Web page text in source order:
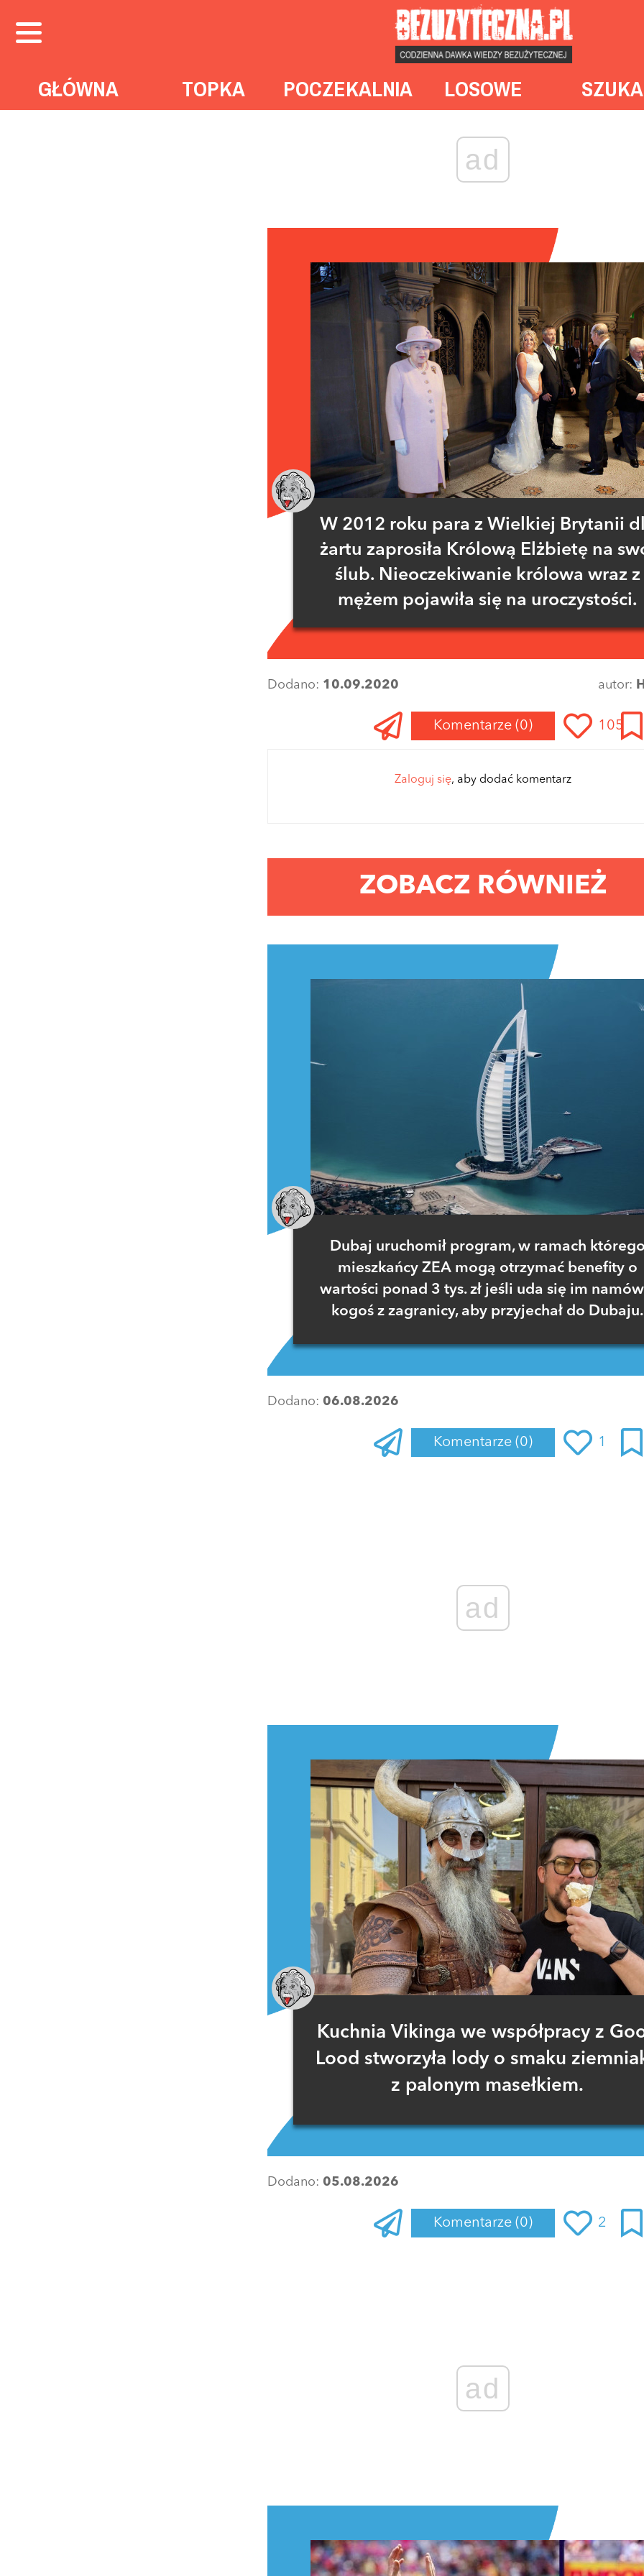
GŁÓWNA TOPKA POCZEKALNIA LOSOWE
ad
W 2012 roku para z Wielkiej Brytanii
żartu zaprosiła Królową Elżbietę na
ślub. Nieoczekiwanie królowa wraz z
mężem pojawiła się na uroczystości.
Dodano: 10.09.2020 autor:
Komentarze (0) 105
Zaloguj się, aby dodać komentarz
ZOBACZ RÓWNIEŻ
Dubaj uruchomił program, w ramach
mieszkańcy ZEA mogą otrzymać benefity o
wartości ponad 3 tys. zł jeśli uda się im
kogoś z zagranicy, aby przyjechał do Dubaju.
Dodano: 06.08.2026
Komentarze (0) 1
ad
Kuchnia Vikinga we współpracy z
Lood stworzyła lody o smaku
z palonym masełkiem.
Dodano: 05.08.2026
Komentarze (0) 2
ad